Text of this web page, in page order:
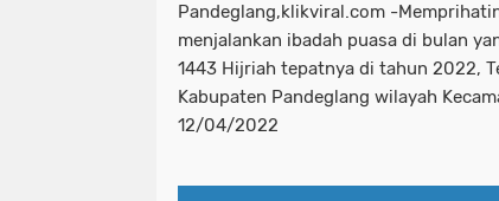
Pandeglang,klikviral.com -
menjalankan ibadah puasa di bulan
1443 Hijriah tepatnya di tahun 2022,
Kabupaten Pandeglang wilayah
12/04/2022